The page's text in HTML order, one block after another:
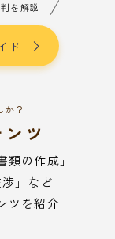
を解説
ド
？
ツ
類の作成」
」など
ツを紹介